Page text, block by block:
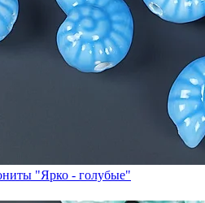
"Ярко - голубые"